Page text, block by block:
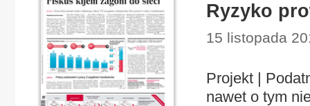
Ryzyko
15 listopada
Projekt |
nawet o tym